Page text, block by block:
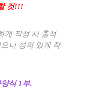
것!!!
게 작성 시 출석
니 성의 있게 작
양식 1 부.